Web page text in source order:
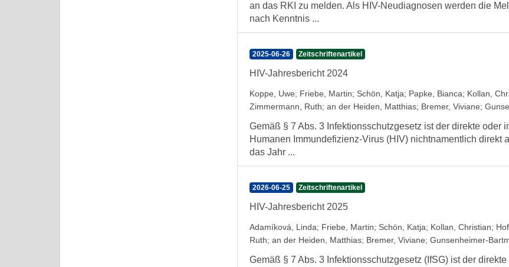
an das RKI zu melden. Als HIV-Neudiagnosen werden die
nach Kenntnis ...
2025-06-26 Zeitschriftenartikel
HIV-Jahresbericht 2024
Koppe, Uwe; Friebe, Martin; Schön, Katja; Papke, Bianca; Kollan,
Zimmermann, Ruth; an der Heiden, Matthias; Bremer, Viviane;
Gemäß § 7 Abs. 3 Infektionsschutzgesetz ist der direkte oder
Humanen Immundefizienz-Virus (HIV) nichtnamentlich direkt
das Jahr ...
2026-06-25 Zeitschriftenartikel
HIV-Jahresbericht 2025
Adamíková, Linda; Friebe, Martin; Schön, Katja; Kollan, Christian;
Ruth; an der Heiden, Matthias; Bremer, Viviane; Gunsenheimer-
Gemäß § 7 Abs. 3 Infektionsschutzgesetz (IfSG) ist der